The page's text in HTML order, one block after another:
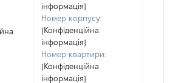
інформація]
Номер корпусу:
[Конфіденційна
інформація]
Номер квартири:
[Конфіденційна
інформація]